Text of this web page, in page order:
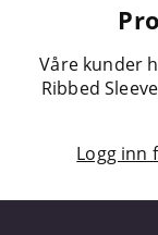
Våre kunder
Ribbed
Logg inn